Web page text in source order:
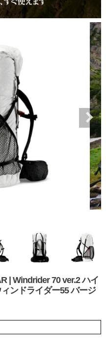
| Windrider 70 ver.2 ハイ
ンドライダー55 バージ